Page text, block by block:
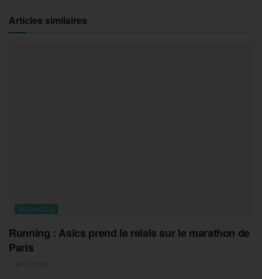
Articles similaires
BUSINESS
Running : Asics prend le relais sur le marathon de
Paris